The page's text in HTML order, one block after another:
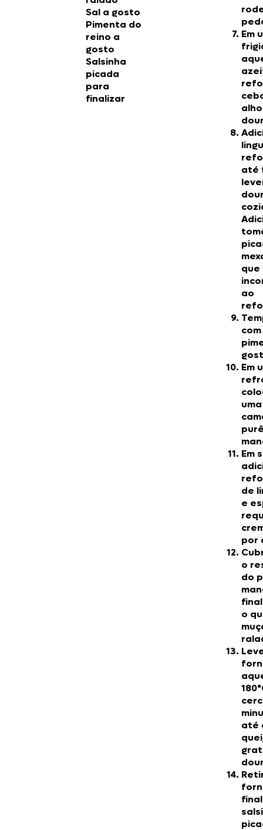
Sal a gosto
Pimenta do
reino a
gosto
Salsinha
picada
para
finalizar
Em
até
que
ao
Em
uma
Em
de
e
por
o
do
o
até